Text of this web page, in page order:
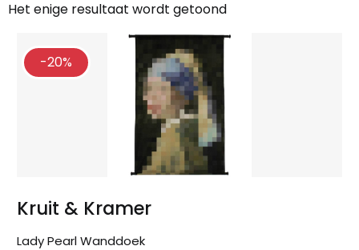
Het enige resultaat wordt getoond
-20%
Kruit & Kramer
Lady Pearl Wanddoek